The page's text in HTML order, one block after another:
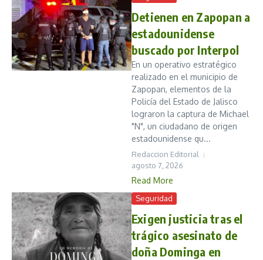
Detienen en Zapopan a
estadounidense
buscado por Interpol
En un operativo estratégico
realizado en el municipio de
Zapopan, elementos de la
Policía del Estado de Jalisco
lograron la captura de Michael
"N", un ciudadano de origen
estadounidense qu...
Redaccion Editorial
agosto 7, 2026
Read More
Seguridad
Exigen justicia tras el
trágico asesinato de
doña Dominga en